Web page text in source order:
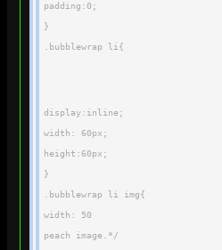
padding:0;
}
.bubblewrap li{
display:inline;
width: 60px;
height:60px;
}
.bubblewrap li img{
width: 50
peach image.*/